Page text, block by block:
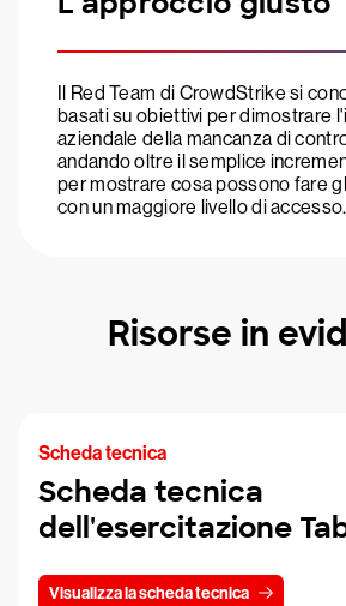
Il Red Team di CrowdStrike si
basati su obiettivi per dimostrare
aziendale della mancanza di
andando oltre il semplice
per mostrare cosa possono fare
con un maggiore livello di accesso.
Risorse in
Scheda tecnica
Scheda tecnica
dell'esercitazione
Visualizza la scheda tecnica